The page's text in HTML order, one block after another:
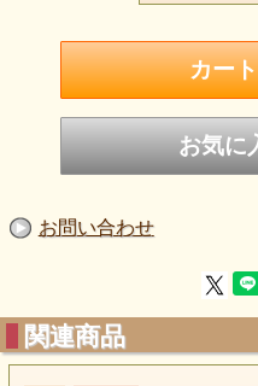
keyword『ワク
胸を弾
ハートは
七色の虹のエ
そんなときめ
あなたの現実は あ
虹の世界に住まうの
どちらも選
お問い合わせ
関連商品